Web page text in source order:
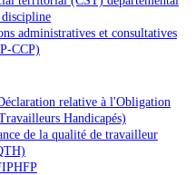
administratives et consultatives
CCP)
relative à l'Obligation
Handicapés)
de la qualité de travailleur